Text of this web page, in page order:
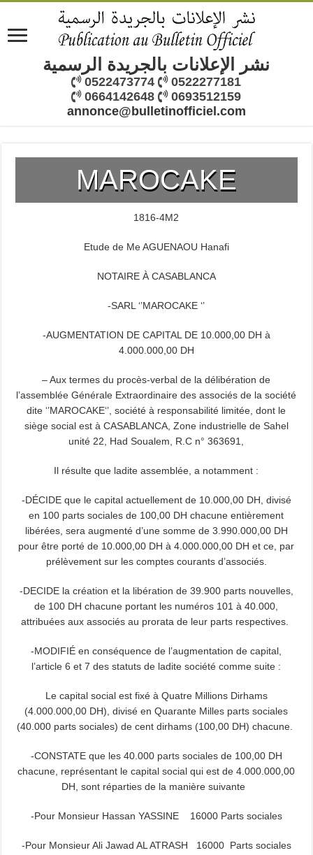
نشر الإعلانات بالجريدة الرسمية
0522473774
0522277181
0664142648
0693512159
annonce@bulletinofficiel.com
MAROCAKE
1816-4M2
Etude de Me AGUENAOU Hanafi
NOTAIRE À CASABLANCA
-SARL ‘’MAROCAKE ‘’
-AUGMENTATION DE CAPITAL DE 10.000,00 DH à
4.000.000,00 DH
– Aux termes du procès-verbal de la délibération de
l’assemblée Générale Extraordinaire des associés de la société
dite ‘’MAROCAKE‘’, société à responsabilité limitée, dont le
siège social est à CASABLANCA, Zone industrielle de Sahel
unité 22, Had Soualem, R.C n° 363691,
Il résulte que ladite assemblée, a notamment :
-DÉCIDE que le capital actuellement de 10.000,00 DH, divisé
en 100 parts sociales de 100,00 DH chacune entièrement
libérées, sera augmenté d’une somme de 3.990.000,00 DH
pour être porté de 10.000,00 DH à 4.000.000,00 DH et ce, par
prélèvement sur les comptes courants d’associés.
-DECIDE la création et la libération de 39.900 parts nouvelles,
de 100 DH chacune portant les numéros 101 à 40.000,
attribuées aux associés au prorata de leur parts respectives.
-MODIFIÉ en conséquence de l’augmentation de capital,
l’article 6 et 7 des statuts de ladite société comme suite :
Le capital social est fixé à Quatre Millions Dirhams
(4.000.000,00 DH), divisé en Quarante Milles parts sociales
(40.000 parts sociales) de cent dirhams (100,00 DH) chacune.
-CONSTATE que les 40.000 parts sociales de 100,00 DH
chacune, représentant le capital social qui est de 4.000.000,00
DH, sont réparties de la manière suivante
-Pour Monsieur Hassan YASSINE 16000 Parts sociales
-Pour Monsieur Ali Jawad AL ATRASH 16000 Parts sociales